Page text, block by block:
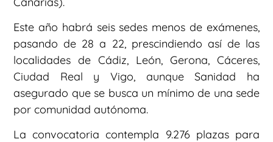
Este año habrá seis sedes menos de exámenes,
pasando de 28 a 22, prescindiendo así de las
localidades de Cádiz, León, Gerona, Cáceres,
Ciudad Real y Vigo, aunque Sanidad ha
asegurado que se busca un mínimo de una sede
por comunidad autónoma.
La convocatoria contempla 9.276 plazas para